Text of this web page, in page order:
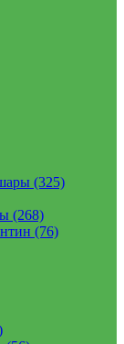
(325)
(268)
(76)